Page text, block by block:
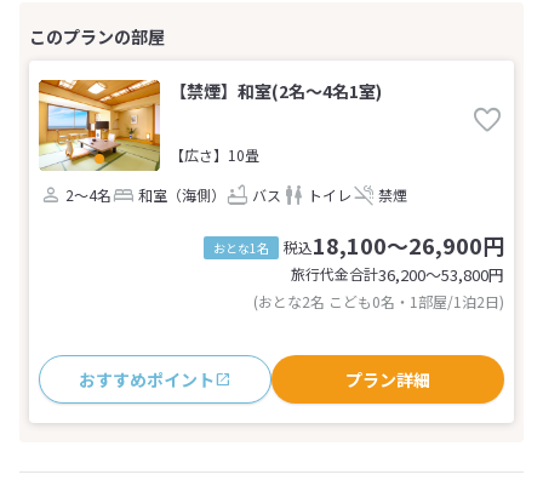
【禁煙】和室(2名～4名1室)
【広さ】10畳
2～4名
和室（海側） バス トイレ 禁煙
おとな1名 税込18,100～26,900円
旅行代金合計36,200〜53,800円
(おとな2名 こども0名・1部屋/1泊2日)
おすすめポイント プラン詳細